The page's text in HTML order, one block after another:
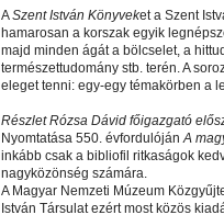
ASzent István Könyveket a Szent
hamarosan a korszak egyik
majd minden ágát a bölcselet, a
természettudomány stb. terén. A
eleget tenni: egy-egy témakörben a
Részlet Rózsa Dávid főigazgató
Nyomtatása 550. évfordulójánA
inkább csak a bibliofil ritkaságok
nagyközönség számára.
A Magyar Nemzeti Múzeum
István Társulat ezért most közös